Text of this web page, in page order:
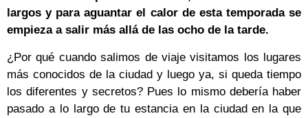
largos y para aguantar el calor de esta temporada se
empieza a salir más allá de las ocho de la tarde.
¿Por qué cuando salimos de viaje visitamos los lugares
más conocidos de la ciudad y luego ya, si queda tiempo
los diferentes y secretos? Pues lo mismo debería haber
pasado a lo largo de tu estancia en la ciudad en la que